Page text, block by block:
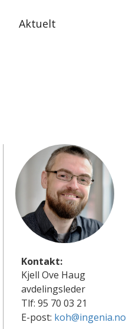
Aktuelt
Kontakt:
Kjell Ove Haug
avdelingsleder
Tlf: 95 70 03 21
E-post: koh@ingenia.no